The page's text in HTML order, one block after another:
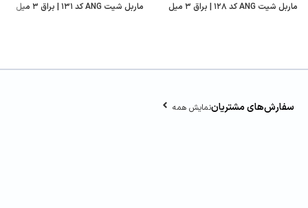
ماربل شیت ANG کد ۱۲۸ | براق ۳ میل ماربل شیت ANG کد ۱۳۱ | براق ۳ میل
سفارش‌های مشتریاننمایش همه